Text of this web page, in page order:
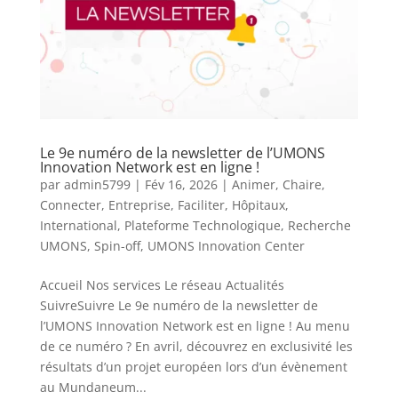
Le 9e numéro de la newsletter de l’UMONS
Innovation Network est en ligne !
par admin5799| Fév 16, 2026| Animer, Chaire,
Connecter, Entreprise, Faciliter, Hôpitaux,
International, Plateforme Technologique, Recherche
UMONS, Spin-off, UMONS Innovation Center
Accueil Nos services Le réseau Actualités
SuivreSuivre Le 9e numéro de la newsletter de
l’UMONS Innovation Network est en ligne ! Au menu
de ce numéro ? En avril, découvrez en exclusivité les
résultats d’un projet européen lors d’un évènement
au Mundaneum...